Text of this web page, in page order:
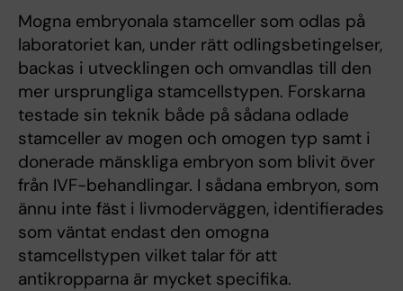
Mogna embryonala stamceller som odlas på
laboratoriet kan, under rätt odlingsbetingelser,
backas i utvecklingen och omvandlas till den
mer ursprungliga stamcellstypen. Forskarna
testade sin teknik både på sådana odlade
stamceller av mogen och omogen typ samt i
donerade mänskliga embryon som blivit över
från IVF-behandlingar. I sådana embryon, som
ännu inte fäst i livmoderväggen, identifierades
som väntat endast den omogna
stamcellstypen vilket talar för att
antikropparna är mycket specifika.